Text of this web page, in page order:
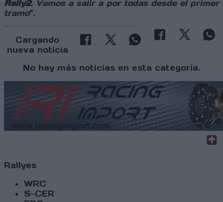
Rally2. Vamos a salir a por todas desde el primer
tramo”.
Cargando
nueva noticia
No hay más noticias en esta categoría.
Rallyes
WRC
S-CER